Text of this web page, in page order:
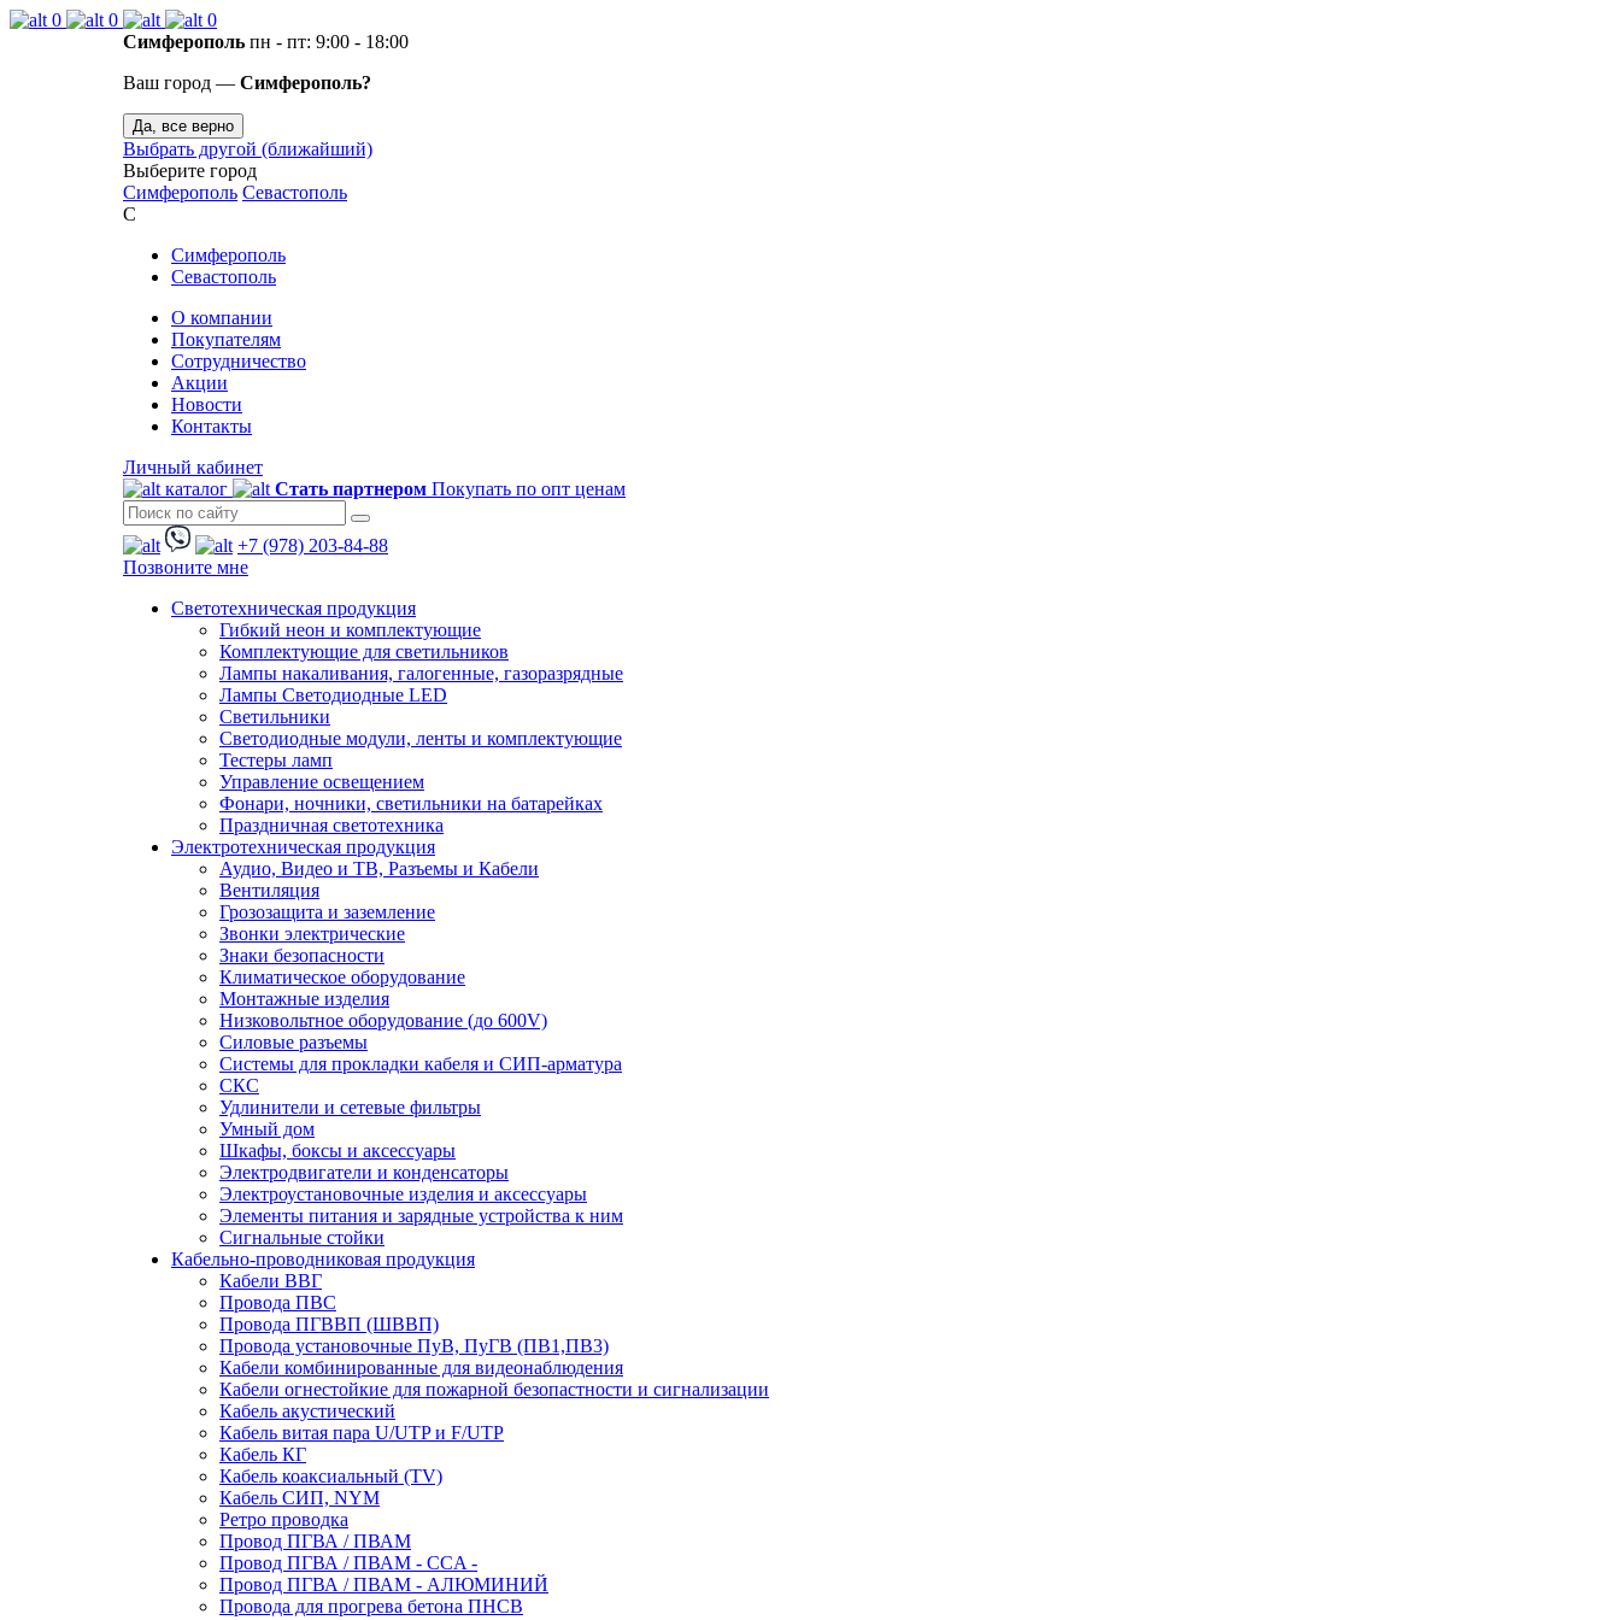
0 0
0
Симферополь пн - пт: 9:00 - 18:00
Ваш город — Симферополь?
Да, все верно
Выбрать другой (ближайший)
Выберите город
Симферополь Севастополь
С
Симферополь
Севастополь
О компании
Покупателям
Сотрудничество
Акции
Новости
Контакты
Личный кабинет
каталог
Стать партнером Покупать по опт ценам
+7 (978) 203-84-88
Позвоните мне
Светотехническая продукция
Гибкий неон и комплектующие
Комплектующие для светильников
Лампы накаливания, галогенные, газоразрядные
Лампы Светодиодные LED
Светильники
Светодиодные модули, ленты и комплектующие
Тестеры ламп
Управление освещением
Фонари, ночники, светильники на батарейках
Праздничная светотехника
Электротехническая продукция
Аудио, Видео и ТВ, Разъемы и Кабели
Вентиляция
Грозозащита и заземление
Звонки электрические
Знаки безопасности
Климатическое оборудование
Монтажные изделия
Низковольтное оборудование (до 600V)
Силовые разъемы
Системы для прокладки кабеля и СИП-арматура
СКС
Удлинители и сетевые фильтры
Умный дом
Шкафы, боксы и аксессуары
Электродвигатели и конденсаторы
Электроустановочные изделия и аксессуары
Элементы питания и зарядные устройства к ним
Сигнальные стойки
Кабельно-проводниковая продукция
Кабели ВВГ
Провода ПВС
Провода ПГВВП (ШВВП)
Провода установочные ПуВ, ПуГВ (ПВ1,ПВ3)
Кабели комбинированные для видеонаблюдения
Кабели огнестойкие для пожарной безопастности и сигнализации
Кабель акустический
Кабель витая пара U/UTP и F/UTP
Кабель КГ
Кабель коаксиальный (TV)
Кабель СИП, NYM
Ретро проводка
Провод ПГВА / ПВАМ
Провод ПГВА / ПВАМ - CCA -
Провод ПГВА / ПВАМ - АЛЮМИНИЙ
Провода для прогрева бетона ПНСВ